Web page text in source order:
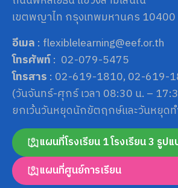
เขตพญาไท กรุงเทพมหานคร 10400
อีเมล : flexiblelearning@eef.or.th
โทรศัพท์: 02-079-5475
โทรสาร : 02-619-1810, 02-619-
(วันจันทร์-ศุกร์ เวลา 08:30 น. –
ยกเว้นวันหยุดนักขัตฤกษ์และวันหยุด
แผนที่โรงเรียน 1 โรงเรียน 3 รูป
แผนที่ศูนย์การเรียน